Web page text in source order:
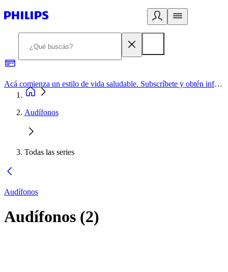
Acá comienza un estilo de vida saludable. Subscríbete y obtén información de primera mano
Audífonos
Todas las series
Audífonos
Audífonos (2)